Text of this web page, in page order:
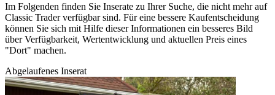
Im Folgenden finden Sie Inserate zu Ihrer Suche, die nicht mehr auf
Classic Trader verfügbar sind. Für eine bessere Kaufentscheidung
können Sie sich mit Hilfe dieser Informationen ein besseres Bild
über Verfügbarkeit, Wertentwicklung und aktuellen Preis eines
"Dort" machen.
Abgelaufenes Inserat